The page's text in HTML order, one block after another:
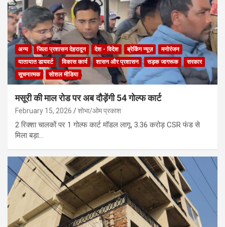
अन्य जिला प्रशासन देहरादून देश - विदेश ब्रेकिंग न्यूज़
मनोरंजन
यातायात डायवर्ट
विकास कार्य शासन और प्रशासन सड़क जागरूक
सरकार
सूचनात्मक
सोशल मीडिया
मसूरी की माल रोड पर अब दौड़ेंगी 54 गोल्फ कार्ट
February 15, 2026 शोभा/ओम प्रकाश
2 रिक्शा चालकों पर 1 गोल्फ कार्ट मॉडल लागू, 3.36 करोड़ CSR फंड से
मिला बड़ा…